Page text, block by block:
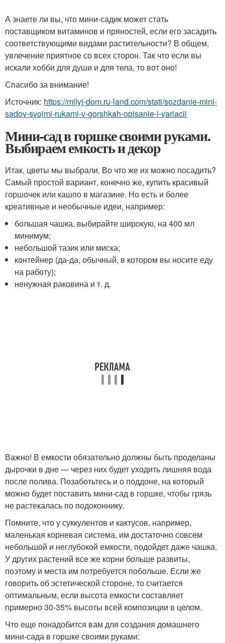
А знаете ли вы, что мини-садик может стать
поставщиком витаминов и пряностей, если его засадить
соответствующими видами растительности? В общем,
увлечение приятное со всех сторон. Так что если вы
искали хобби для души и для тела, то вот оно!
Спасибо за внимание!
Источник: https://milyj-dom.ru-land.com/stati/sozdanie-mini-
sadov-svoimi-rukami-v-gorshkah-opisanie-i-variacii
Мини-сад в горшке своими руками.
Выбираем емкость и декор
Итак, цветы мы выбрали. Во что же их можно посадить?
Самый простой вариант, конечно же, купить красивый
горшочек или кашпо в магазине. Но есть и более
креативные и необычные идеи, например:
большая чашка, выбирайте широкую, на 400 мл
минимум;
небольшой тазик или миска;
контейнер (да-да, обычный, в котором вы носите еду
на работу);
ненужная раковина и т. д.
Важно! В емкости обязательно должны быть проделаны
дырочки в дне — через них будет уходить лишняя вода
после полива. Позаботьтесь и о поддоне, на который
можно будет поставить мини-сад в горшке, чтобы грязь
не растекалась по подоконнику.
Помните, что у суккулентов и кактусов, например,
маленькая корневая система, им достаточно совсем
небольшой и неглубокой емкости, подойдет даже чашка.
У других растений все же корни больше развиты,
поэтому и места им потребуется побольше. Если же
говорить об эстетической стороне, то считается
оптимальным, если высота емкости составляет
примерно 30-35% высоты всей композиции в целом.
Что еще понадобится вам для создания домашнего
мини-сада в горшке своими руками: